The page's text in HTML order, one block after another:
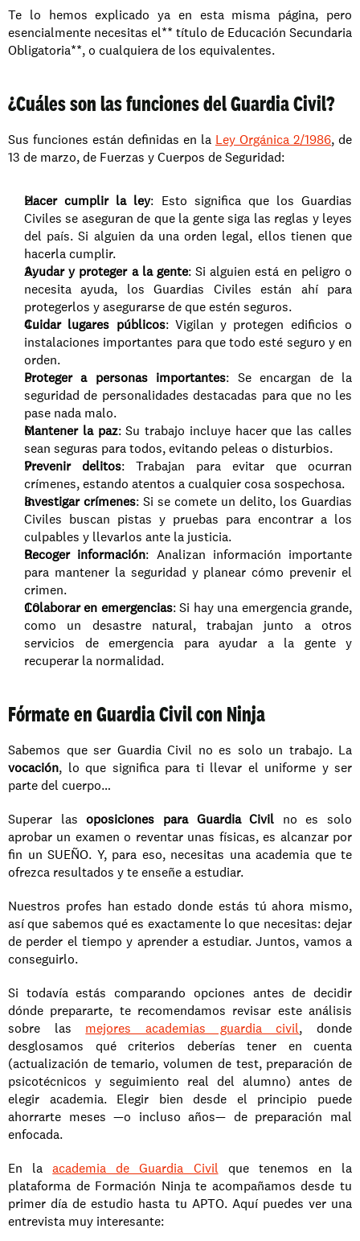
Te lo hemos explicado ya en esta misma página, pero
esencialmente necesitas el** título de Educación Secundaria
Obligatoria**, o cualquiera de los equivalentes.
¿Cuáles son las funciones del Guardia Civil?
Sus funciones están definidas en la Ley Orgánica 2/1986, de
13 de marzo, de Fuerzas y Cuerpos de Seguridad:
Hacer cumplir la ley: Esto significa que los Guardias
Civiles se aseguran de que la gente siga las reglas y leyes
del país. Si alguien da una orden legal, ellos tienen que
hacerla cumplir.
Ayudar y proteger a la gente: Si alguien está en peligro o
necesita ayuda, los Guardias Civiles están ahí para
protegerlos y asegurarse de que estén seguros.
Cuidar lugares públicos: Vigilan y protegen edificios o
instalaciones importantes para que todo esté seguro y en
orden.
Proteger a personas importantes: Se encargan de la
seguridad de personalidades destacadas para que no les
pase nada malo.
Mantener la paz: Su trabajo incluye hacer que las calles
sean seguras para todos, evitando peleas o disturbios.
Prevenir delitos: Trabajan para evitar que ocurran
crímenes, estando atentos a cualquier cosa sospechosa.
Investigar crímenes: Si se comete un delito, los Guardias
Civiles buscan pistas y pruebas para encontrar a los
culpables y llevarlos ante la justicia.
Recoger información: Analizan información importante
para mantener la seguridad y planear cómo prevenir el
crimen.
Colaborar en emergencias: Si hay una emergencia grande,
como un desastre natural, trabajan junto a otros
servicios de emergencia para ayudar a la gente y
recuperar la normalidad.
Fórmate en Guardia Civil con Ninja
vocación, lo que significa para ti llevar el uniforme y ser
parte del cuerpo…
Superar las oposiciones para Guardia Civil no es solo
aprobar un examen o reventar unas físicas, es alcanzar por
fin un SUEÑO. Y, para eso, necesitas una academia que te
ofrezca resultados y te enseñe a estudiar.
Nuestros profes han estado donde estás tú ahora mismo,
así que sabemos qué es exactamente lo que necesitas: dejar
de perder el tiempo y aprender a estudiar. Juntos, vamos a
conseguirlo.
Si todavía estás comparando opciones antes de decidir
dónde prepararte, te recomendamos revisar este análisis
sobre las mejores academias guardia civil, donde
desglosamos qué criterios deberías tener en cuenta
(actualización de temario, volumen de test, preparación de
psicotécnicos y seguimiento real del alumno) antes de
elegir academia. Elegir bien desde el principio puede
ahorrarte meses —o incluso años— de preparación mal
enfocada.
En la academia de Guardia Civil que tenemos en la
plataforma de Formación Ninja te acompañamos desde tu
primer día de estudio hasta tu APTO. Aquí puedes ver una
entrevista muy interesante: